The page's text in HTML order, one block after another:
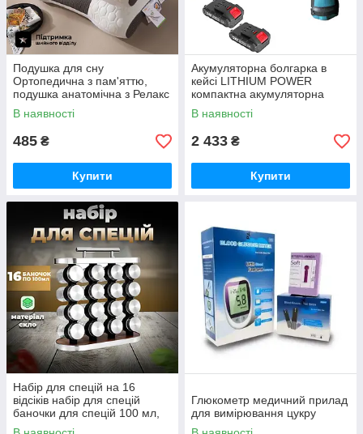
Подушка для сну
Ортопедична з пам'яттю,
подушка анатомічна з Релакс
ефектом 48х74см
В наявності
485 ₴
Купити
Акумуляторна болгарка в
кейсі LITHIUM POWER
компактна акумуляторна
болгарка, 2 акумулятори 24V
В наявності
2 433 ₴
Купити
Набір для спецій на 16
відсіків набір для спецій
баночки для спецій 100 мл,
підставка для спецій
Глюкометр медичний прилад
для вимірювання цукру